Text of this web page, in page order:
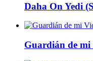
Daha On Yedi
Guardián de mi